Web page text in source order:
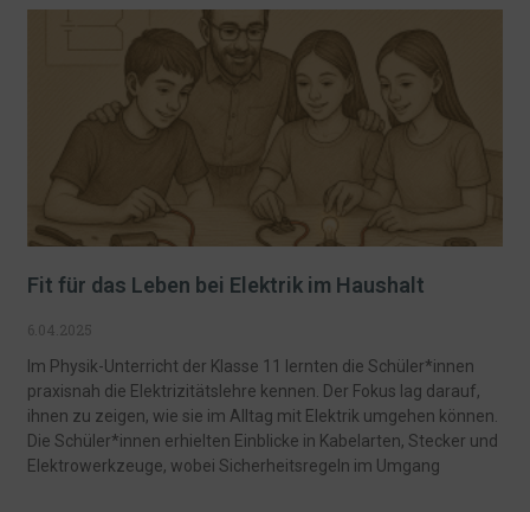
Fit für das Leben bei Elektrik im Haushalt
6.04.2025
Im Physik-Unterricht der Klasse 11 lernten die Schüler*innen
praxisnah die Elektrizitätslehre kennen. Der Fokus lag darauf,
ihnen zu zeigen, wie sie im Alltag mit Elektrik umgehen können.
Die Schüler*innen erhielten Einblicke in Kabelarten, Stecker und
Elektrowerkzeuge, wobei Sicherheitsregeln im Umgang